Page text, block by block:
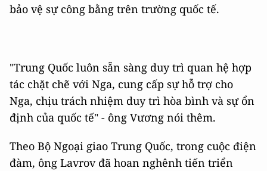
bảo vệ sự công bằng trên trường quốc tế.
"Trung Quốc luôn sẵn sàng duy trì quan hệ hợp
tác chặt chẽ với Nga, cung cấp sự hỗ trợ cho
Nga, chịu trách nhiệm duy trì hòa bình và sự ổn
định của quốc tế" - ông Vương nói thêm.
Theo Bộ Ngoại giao Trung Quốc, trong cuộc điện
đàm, ông Lavrov đã hoan nghênh tiến triển